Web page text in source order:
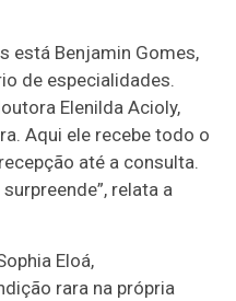
está Benjamin Gomes,
de especialidades.
Elenilda Acioly,
Aqui ele recebe todo o
até a consulta.
relata a
Eloá,
rara na própria